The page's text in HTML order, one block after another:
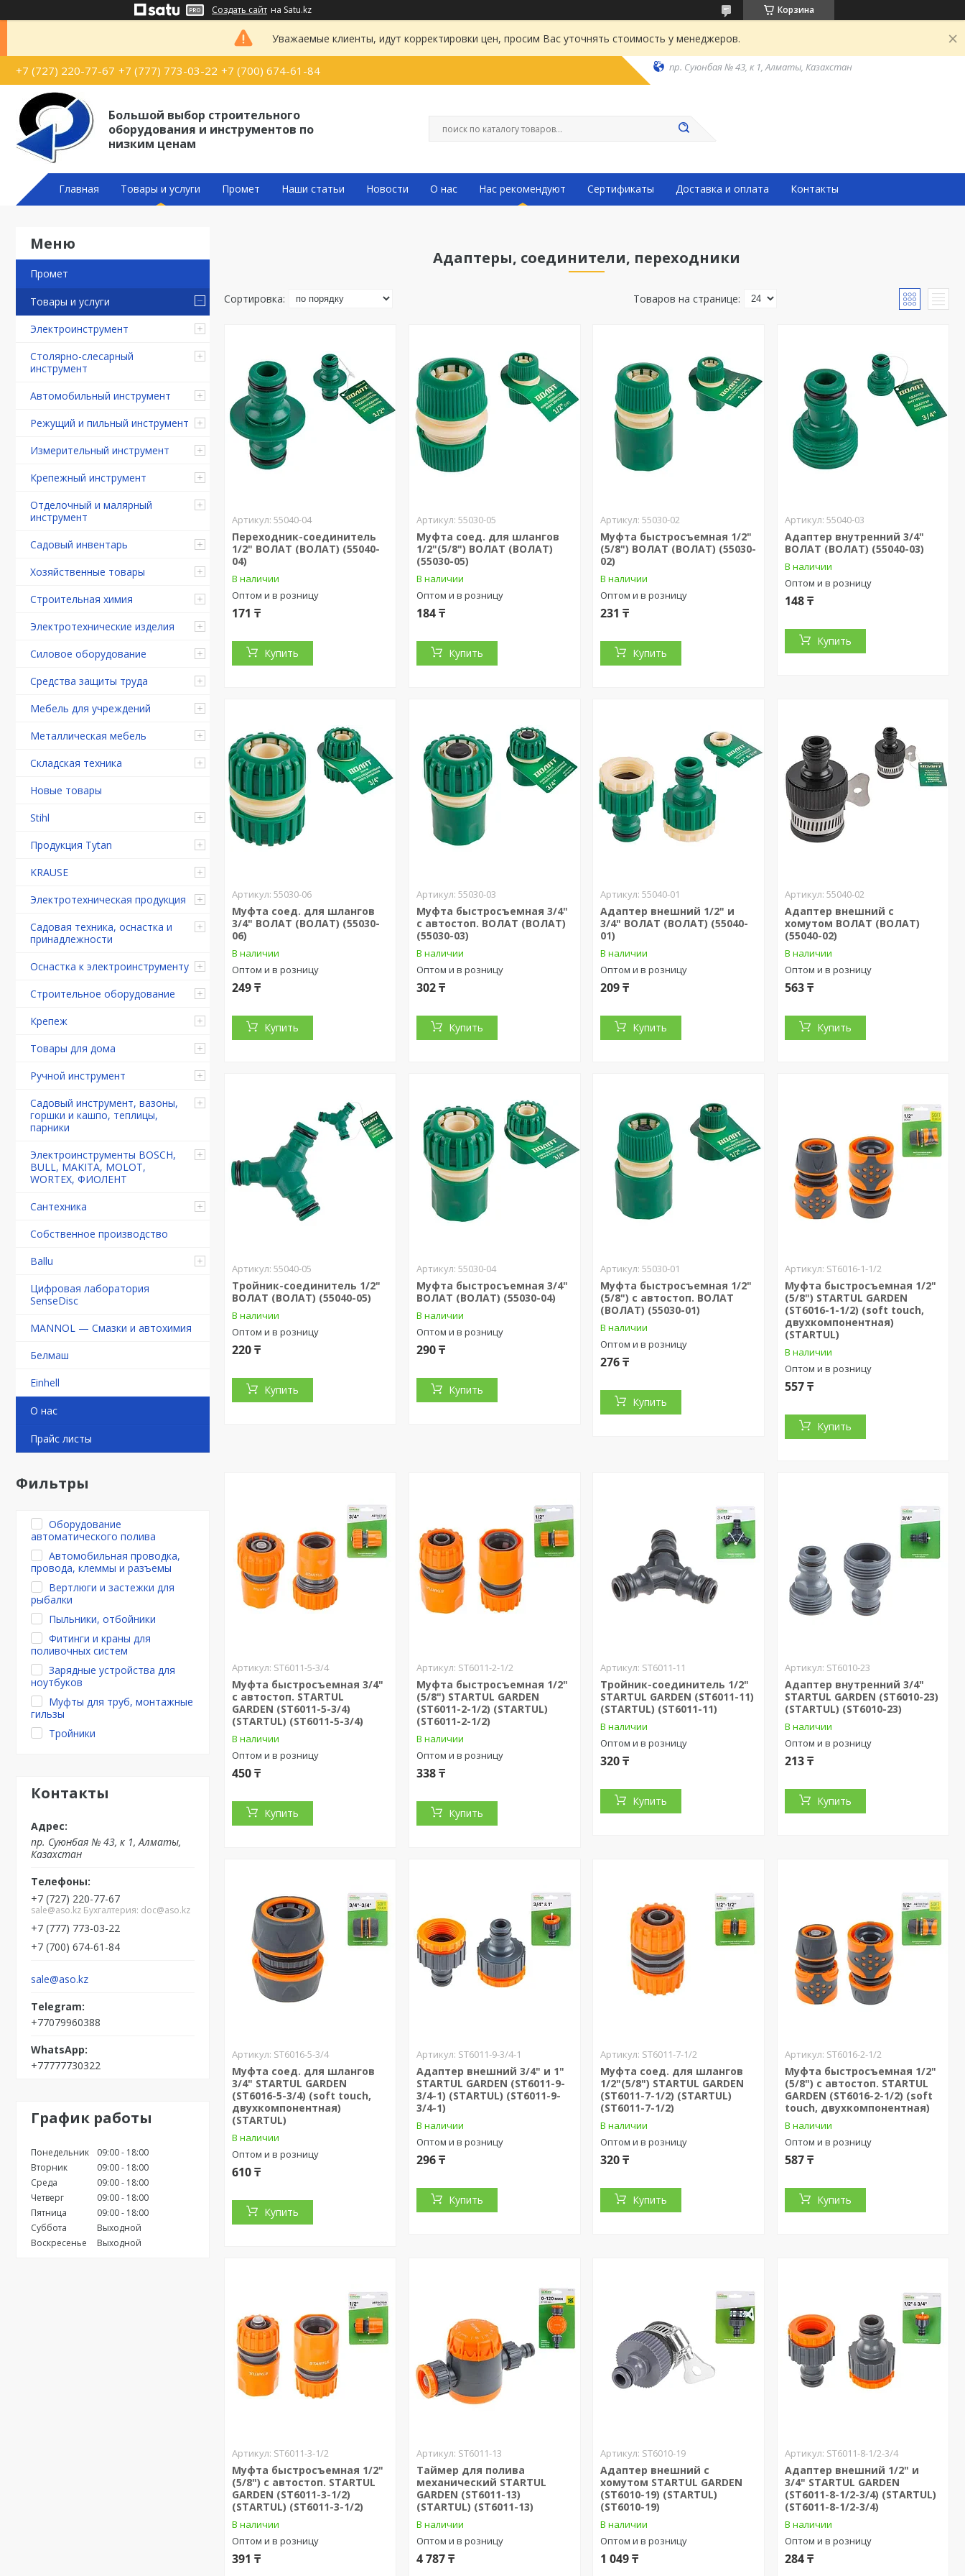
Создать сайт на Satu.kz Корзина
Уважаемые клиенты, идут корректировки цен, просим Вас уточнять стоимость у менеджеров.
+7 (727) 220-77-67 +7 (777) 773-03-22 +7 (700) 674-61-84 пр. Суюнбая № 43, к 1, Алматы, Казахстан
Большой выбор строительного
оборудования и инструментов по
низким ценам
Главная Товары и услуги Промет Наши статьи Новости О нас Нас рекомендуют Сертификаты Доставка и оплата Контакты
Промет
Товары и услуги
Электроинструмент
Столярно-слесарный
инструмент
Автомобильный инструмент
Режущий и пильный инструмент
Измерительный инструмент
Крепежный инструмент
Отделочный и малярный
инструмент
Садовый инвентарь
Хозяйственные товары
Строительная химия
Электротехнические изделия
Силовое оборудование
Средства защиты труда
Мебель для учреждений
Металлическая мебель
Складская техника
Новые товары
Stihl
Продукция Tytan
KRAUSE
Электротехническая продукция
Садовая техника, оснастка и
принадлежности
Оснастка к электроинструменту
Строительное оборудование
Крепеж
Товары для дома
Ручной инструмент
Садовый инструмент, вазоны,
горшки и кашпо, теплицы,
парники
Электроинструменты BOSCH,
BULL, MAKITA, MOLOT,
WORTEX, ФИОЛЕНТ
Сантехника
Собственное производство
Ballu
Цифровая лаборатория
SenseDisc
MANNOL — Смазки и автохимия
Белмаш
Einhell
О нас
Прайс листы
Фильтры
Оборудование
автоматического полива
Автомобильная проводка,
провода, клеммы и разъемы
Вертлюги и застежки для
рыбалки
Пыльники, отбойники
Фитинги и краны для
поливочных систем
Зарядные устройства для
ноутбуков
Муфты для труб, монтажные
гильзы
Тройники
Контакты
пр. Суюнбая № 43, к 1, Алматы,
Казахстан
+7 (727) 220-77-67
sale@aso.kz Бухгалтерия: doc@aso.kz
+7 (777) 773-03-22
+7 (700) 674-61-84
sale@aso.kz
+77079960388
+77777730322
График работы
Понедельник 09:00
18:00
Вторник
09:00
18:00
Среда
09:00
18:00
Четверг
09:00
18:00
Пятница
09:00
18:00
Суббота
Выходной
Воскресенье
Выходной
Адаптеры, соединители, переходники
55040-04
Переходник-соединитель
1/2" ВОЛАТ (ВОЛАТ) (55040-
04)
В наличии
Оптом и в розницу
171 ₸
Купить
55030-05
Муфта соед. для шлангов
1/2"(5/8") ВОЛАТ (ВОЛАТ)
(55030-05)
В наличии
Оптом и в розницу
184 ₸
Купить
55030-02
Муфта быстросъемная 1/2"
(5/8") ВОЛАТ (ВОЛАТ) (55030-
02)
В наличии
Оптом и в розницу
231 ₸
Купить
55040-03
Адаптер внутренний 3/4"
ВОЛАТ (ВОЛАТ) (55040-03)
В наличии
Оптом и в розницу
148 ₸
Купить
55030-06
Муфта соед. для шлангов
3/4" ВОЛАТ (ВОЛАТ) (55030-
06)
В наличии
Оптом и в розницу
249 ₸
Купить
55030-03
Муфта быстросъемная 3/4"
с автостоп. ВОЛАТ (ВОЛАТ)
(55030-03)
В наличии
Оптом и в розницу
302 ₸
Купить
55040-01
Адаптер внешний 1/2" и
3/4" ВОЛАТ (ВОЛАТ) (55040-
01)
В наличии
Оптом и в розницу
209 ₸
Купить
55040-02
Адаптер внешний с
хомутом ВОЛАТ (ВОЛАТ)
(55040-02)
В наличии
Оптом и в розницу
563 ₸
Купить
55040-05
Тройник-соединитель 1/2"
ВОЛАТ (ВОЛАТ) (55040-05)
В наличии
Оптом и в розницу
220 ₸
Купить
55030-04
Муфта быстросъемная 3/4"
ВОЛАТ (ВОЛАТ) (55030-04)
В наличии
Оптом и в розницу
290 ₸
Купить
55030-01
Муфта быстросъемная 1/2"
(5/8") с автостоп. ВОЛАТ
(ВОЛАТ) (55030-01)
В наличии
Оптом и в розницу
276 ₸
Купить
ST6016-1-1/2
Муфта быстросъемная 1/2"
(5/8") STARTUL GARDEN
(ST6016-1-1/2) (soft touch,
двухкомпонентная)
(STARTUL)
В наличии
Оптом и в розницу
557 ₸
Купить
ST6011-5-3/4
Муфта быстросъемная 3/4"
с автостоп. STARTUL
GARDEN (ST6011-5-3/4)
(STARTUL) (ST6011-5-3/4)
В наличии
Оптом и в розницу
450 ₸
Купить
ST6011-2-1/2
Муфта быстросъемная 1/2"
(5/8") STARTUL GARDEN
(ST6011-2-1/2) (STARTUL)
(ST6011-2-1/2)
В наличии
Оптом и в розницу
338 ₸
Купить
ST6011-11
Тройник-соединитель 1/2"
STARTUL GARDEN (ST6011-11)
(STARTUL) (ST6011-11)
В наличии
Оптом и в розницу
320 ₸
Купить
ST6010-23
Адаптер внутренний 3/4"
STARTUL GARDEN (ST6010-23)
(STARTUL) (ST6010-23)
В наличии
Оптом и в розницу
213 ₸
Купить
ST6016-5-3/4
Муфта соед. для шлангов
3/4" STARTUL GARDEN
(ST6016-5-3/4) (soft touch,
двухкомпонентная)
(STARTUL)
В наличии
Оптом и в розницу
610 ₸
Купить
ST6011-9-3/4-1
Адаптер внешний 3/4" и 1"
STARTUL GARDEN (ST6011-9-
3/4-1) (STARTUL) (ST6011-9-
3/4-1)
В наличии
Оптом и в розницу
296 ₸
Купить
ST6011-7-1/2
Муфта соед. для шлангов
1/2"(5/8") STARTUL GARDEN
(ST6011-7-1/2) (STARTUL)
(ST6011-7-1/2)
В наличии
Оптом и в розницу
320 ₸
Купить
ST6016-2-1/2
Муфта быстросъемная 1/2"
(5/8") с автостоп. STARTUL
GARDEN (ST6016-2-1/2) (soft
touch, двухкомпонентная)
В наличии
Оптом и в розницу
587 ₸
Купить
ST6011-3-1/2
Муфта быстросъемная 1/2"
(5/8") с автостоп. STARTUL
GARDEN (ST6011-3-1/2)
(STARTUL) (ST6011-3-1/2)
В наличии
Оптом и в розницу
391 ₸
ST6011-13
Таймер для полива
механический STARTUL
GARDEN (ST6011-13)
(STARTUL) (ST6011-13)
В наличии
Оптом и в розницу
4 787 ₸
ST6010-19
Адаптер внешний с
хомутом STARTUL GARDEN
(ST6010-19) (STARTUL)
(ST6010-19)
В наличии
Оптом и в розницу
1 049 ₸
ST6011-8-1/2-3/4
Адаптер внешний 1/2" и
3/4" STARTUL GARDEN
(ST6011-8-1/2-3/4) (STARTUL)
(ST6011-8-1/2-3/4)
В наличии
Оптом и в розницу
284 ₸